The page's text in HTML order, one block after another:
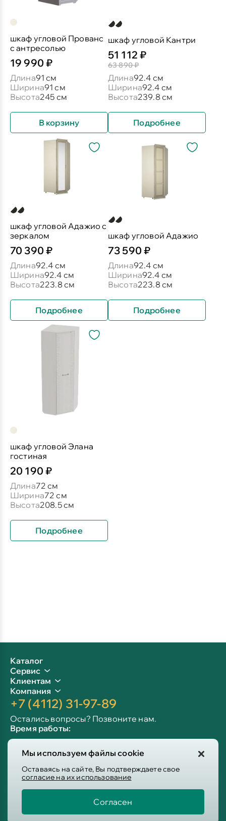
Мы используем файлы cookie
Оставаясь на сайте, Вы подтверждаете свое
согласие на их использование
Согласен
шкаф угловой Прованс
с антресолью
19 990 ₽
Длина91 см
Ширина91 см
Высота245 см
В корзину
шкаф угловой Кантри
51 112 ₽
63 890 ₽
Длина92.4 см
Ширина92.4 см
Высота239.8 см
Подробнее
шкаф угловой Адажио с
зеркалом
70 390 ₽
Длина92.4 см
Ширина92.4 см
Высота223.8 см
Подробнее
шкаф угловой Адажио
73 590 ₽
Длина92.4 см
Ширина92.4 см
Высота223.8 см
Подробнее
шкаф угловой Элана
гостиная
20 190 ₽
Длина72 см
Ширина72 см
Высота208.5 см
Подробнее
Каталог
Сервис
Клиентам
Компания
+7 (4112) 31-97-89
Остались вопросы? Позвоните нам.
Время работы:
Сб-вс: 10:00 - 19:00
Info@victoria-mebel.ru
Пользовательское соглашение